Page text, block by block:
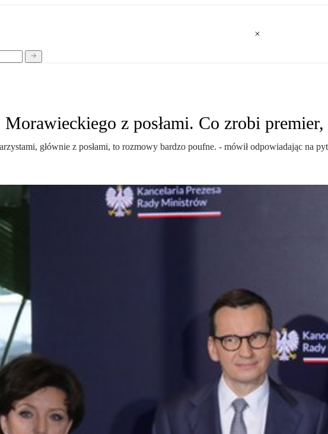
z posłami. Co zrobi
głównie z posłami, to rozmowy bardzo poufne. - mówił odpowiadając na